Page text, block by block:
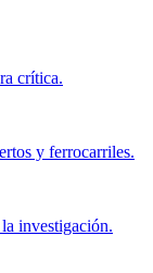
crítica.
y ferrocarriles.
investigación.